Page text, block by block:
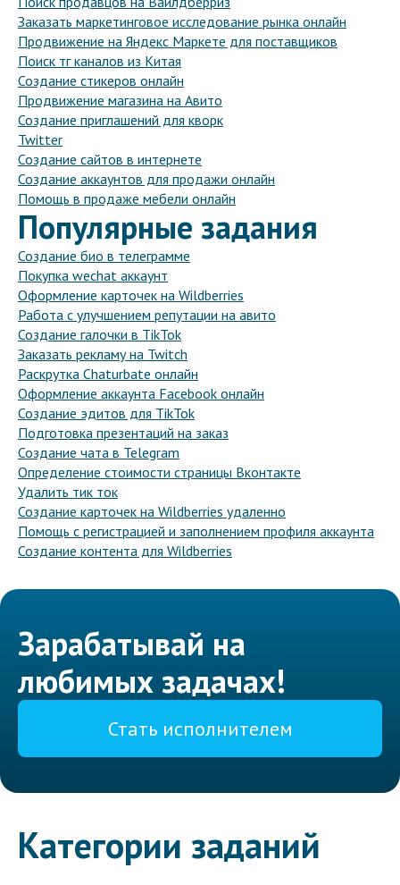
Заказать маркетинговое исследование рынка онлайн
Продвижение на Яндекс Маркете для поставщиков
Поиск тг каналов из Китая
Создание стикеров онлайн
Продвижение магазина на Авито
Создание приглашений для кворк
Twitter
Создание сайтов в интернете
Создание аккаунтов для продажи онлайн
Помощь в продаже мебели онлайн
Популярные задания
Создание био в телеграмме
Покупка wechat аккаунт
Оформление карточек на Wildberries
Работа с улучшением репутации на авито
Создание галочки в TikTok
Заказать рекламу на Twitch
Раскрутка Chaturbate онлайн
Оформление аккаунта Facebook онлайн
Создание эдитов для TikTok
Подготовка презентаций на заказ
Создание чата в Telegram
Определение стоимости страницы Вконтакте
Удалить тик ток
Создание карточек на Wildberries удаленно
Помощь с регистрацией и заполнением профиля аккаунта
Создание контента для Wildberries
Зарабатывай на
любимых задачах!
Стать исполнителем
Категории заданий